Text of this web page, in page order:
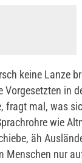
keine Lanze
Vorgesetzten in
fragt mal, was
wie
äh
Menschen nur